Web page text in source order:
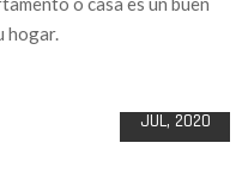
hogar.
JUL, 2020